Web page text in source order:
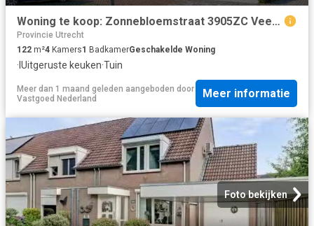
Woning te koop: Zonnebloemstraat 3905ZC Veenendaal Vastgoed Nederland
Provincie Utrecht
122 m²4 Kamers1 BadkamerGeschakelde Woning
· IUitgeruste keuken·Tuin
Meer dan 1 maand geleden aangeboden door
Vastgoed Nederland
Meer informatie
Foto bekijken